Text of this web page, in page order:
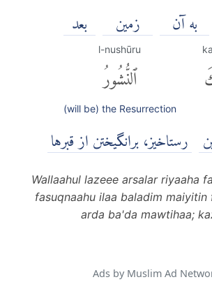
به آن زمين بعد
l-nushūru
ٱلنُّشُورُ
(will be) the Resurrection
رستاخیز، برانگیختن از قبرها
Wallaahul lazeee arsalar riyaaha
fasuqnaahu ilaa baladim maiyitin
arda ba'da mawtihaa;
Ads by Muslim Ad